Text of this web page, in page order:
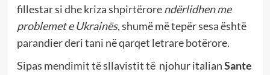
fillestar si dhe kriza shpirtërorendërlidhen me
problemet e Ukrainës, shumë më tepër sesa është
parandier deri tani në qarqet letrare botërore.
Sipas mendimit të sllavistit të njohur italianSante